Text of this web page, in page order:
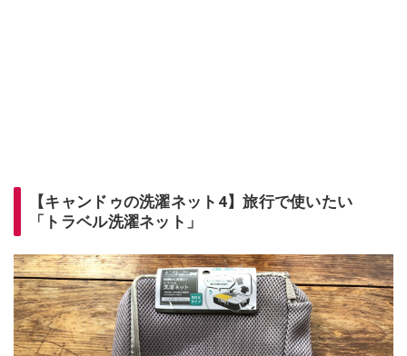
【キャンドゥの洗濯ネット4】旅行で使いたい
「トラベル洗濯ネット」